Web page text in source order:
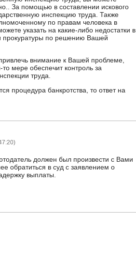
За помощью в составлении искового
инспекцию труда. Также
по правам человека в
указать на какие-либо недостатки в
прокуратуры по решению Вашей
внимание к Вашей проблеме,
мере обеспечит контроль за
труда.
процедура банкротства, то ответ на
)
должен был произвести с Вами
обратиться в суд с заявлением о
выплаты.